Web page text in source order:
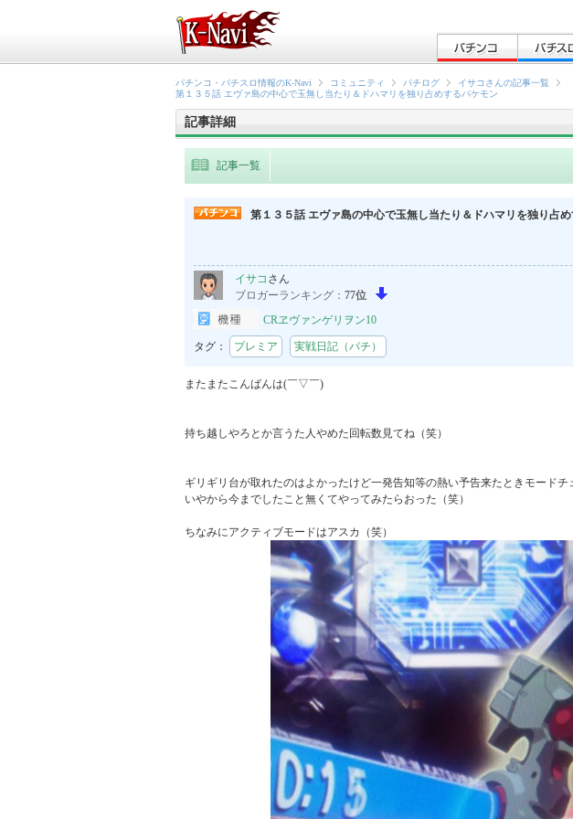
パチンコ・パチスロ情報のK-Navi コミュニティ パチログ
イサコさんの記事一覧
第１３５話 エヴァ島の中心で玉無し当たり＆ドハマリを独り占めするバケモン
記事詳細
記事一覧
第１３５話 エヴァ島の中心で玉無し当たり＆ドハマリを独り占
イサコ さん
ブロガーランキング： 77位
CRヱヴァンゲリヲン10
タグ： プレミア 実戦日記（パチ）
またまたこんばんは(￣▽￣)
持ち越しやろとか言うた人やめた回転数見てね（笑）
ギリギリ台が取れたのはよかったけど一発告知等の熱い予告来たときモード
いやから今までしたこと無くてやってみたらおった（笑）